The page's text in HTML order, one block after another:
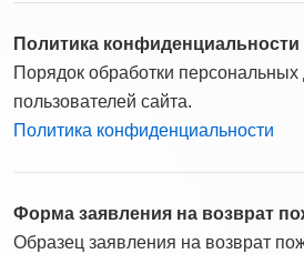
Политика конфиденциальности
Порядок обработки
пользователей сайта.
Политика конфиденциальности
Форма заявления на возврат
Образец заявления на возврат